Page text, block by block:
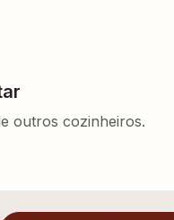
outros cozinheiros.